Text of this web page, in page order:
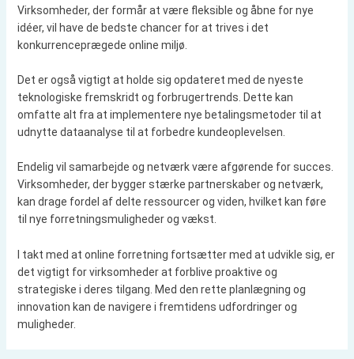
Virksomheder, der formår at være fleksible og åbne for nye
idéer, vil have de bedste chancer for at trives i det
konkurrenceprægede online miljø.
Det er også vigtigt at holde sig opdateret med de nyeste
teknologiske fremskridt og forbrugertrends. Dette kan
omfatte alt fra at implementere nye betalingsmetoder til at
udnytte dataanalyse til at forbedre kundeoplevelsen.
Endelig vil samarbejde og netværk være afgørende for succes.
Virksomheder, der bygger stærke partnerskaber og netværk,
kan drage fordel af delte ressourcer og viden, hvilket kan føre
til nye forretningsmuligheder og vækst.
I takt med at online forretning fortsætter med at udvikle sig, er
det vigtigt for virksomheder at forblive proaktive og
strategiske i deres tilgang. Med den rette planlægning og
innovation kan de navigere i fremtidens udfordringer og
muligheder.